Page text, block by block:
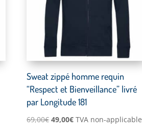
Sweat zippé homme requin
“Respect et Bienveillance” livré
par Longitude 181
69,00€ Le
49,00€Le
TVA non-applicable